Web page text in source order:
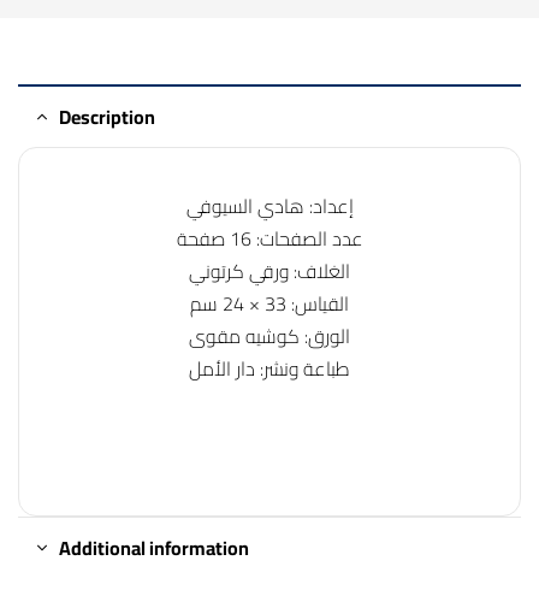
Description
إعداد: هادي السيوفي
عدد الصفحات: 16 صفحة
الغلاف: ورقي كرتوني
القياس: 33 × 24 سم
الورق: كوشيه مقوى
طباعة ونشر: دار الأمل
Additional information